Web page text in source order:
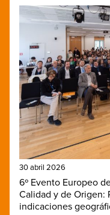
30 abril 2026
6º Evento Europeo
Calidad y de Origen:
indicaciones